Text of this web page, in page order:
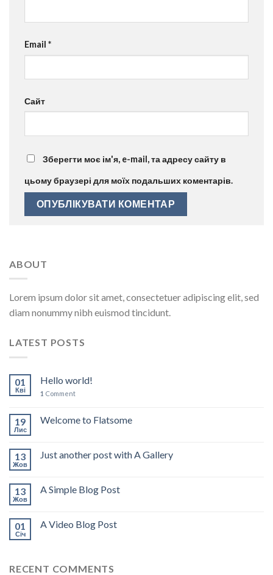
Email *
Сайт
Зберегти моє ім'я, e-mail, та адресу сайту в
цьому браузері для моїх подальших коментарів.
ABOUT
Lorem ipsum dolor sit amet, consectetuer adipiscing elit, sed
diam nonummy nibh euismod tincidunt.
LATEST POSTS
01
Кві
Hello world!
1 Comment
19
Лис
Welcome to Flatsome
13
Жов
Just another post with A Gallery
13
Жов
A Simple Blog Post
01
Січ
A Video Blog Post
RECENT COMMENTS